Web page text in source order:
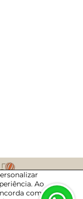
Ao
com a